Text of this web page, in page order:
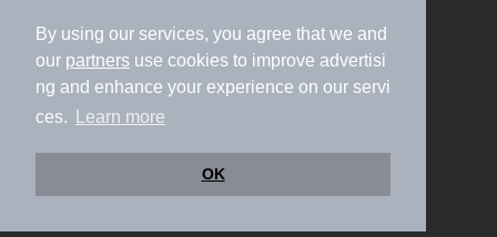
By using our services, you agree that we and
our partners use cookies to improve advertisi
ng and enhance your experience on our servi
ces.
Learn more
OK
加盟店募集（資料請求）
広告出稿のご案内
利用規約
ライフスタイルMEMBERS+規約
特定商取引法に基づく表記
ヘルプ
採用情報
運営会社